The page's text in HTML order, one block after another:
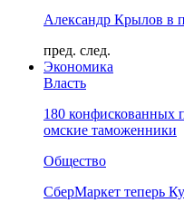
Александр Крылов в
пред. след.
Экономика
Власть
180
омские таможенники
Общество
СберМаркет теперь